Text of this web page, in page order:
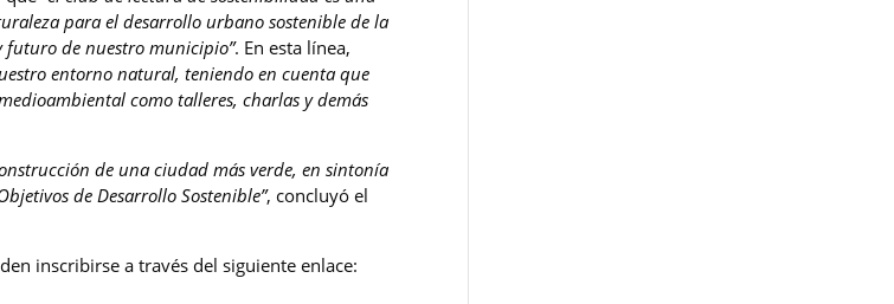
para el desarrollo urbano sostenible de la
futuro de nuestro municipio”. En esta línea,
entorno natural, teniendo en cuenta que
como talleres, charlas y demás
de una ciudad más verde, en sintonía
de Desarrollo Sostenible”, concluyó el
inscribirse a través del siguiente enlace: